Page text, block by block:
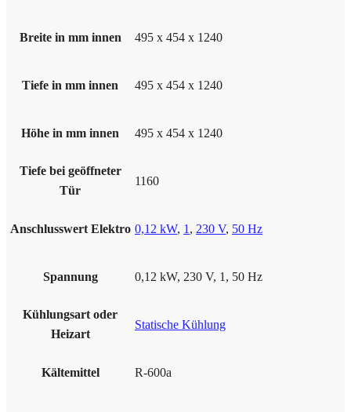
Breite in mm innen 495 x 454 x 1240
Tiefe in mm innen 495 x 454 x 1240
Höhe in mm innen 495 x 454 x 1240
Tiefe bei geöffneter
Tür
1160
Anschlusswert Elektro 0,12 kW, 1 , 230 V, 50 Hz
Spannung 0,12 kW, 230 V, 1, 50 Hz
Kühlungsart oder
Heizart
Statische Kühlung
Kältemittel R-600a